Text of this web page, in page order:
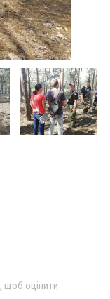
, щоб оцінити